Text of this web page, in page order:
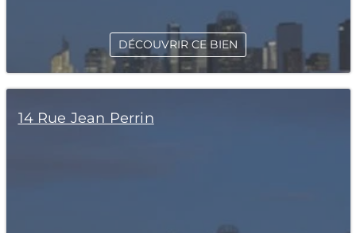
DÉCOUVRIR CE BIEN
14 Rue Jean Perrin